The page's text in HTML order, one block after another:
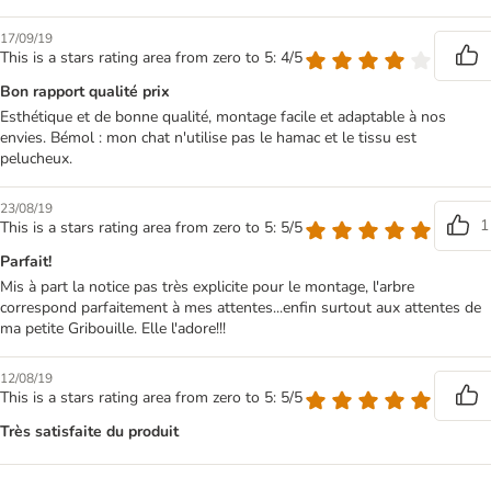
17/09/19
This is a stars rating area from zero to 5: 4/5
Bon rapport qualité prix
Esthétique et de bonne qualité, montage facile et adaptable à nos
envies. Bémol : mon chat n'utilise pas le hamac et le tissu est
pelucheux.
23/08/19
This is a stars rating area from zero to 5: 5/5
1
Parfait!
Mis à part la notice pas très explicite pour le montage, l'arbre
correspond parfaitement à mes attentes...enfin surtout aux attentes de
ma petite Gribouille. Elle l'adore!!!
12/08/19
This is a stars rating area from zero to 5: 5/5
Très satisfaite du produit